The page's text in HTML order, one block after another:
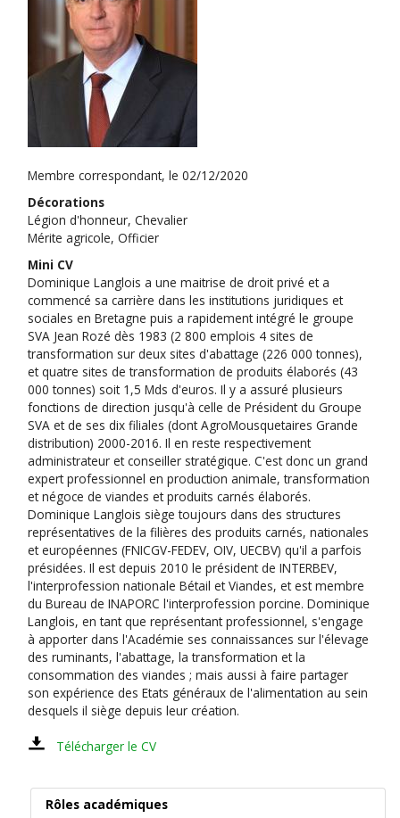
Membre correspondant, le 02/12/2020
Décorations
Légion d'honneur, Chevalier
Mérite agricole, Officier
Mini CV
Dominique Langlois a une maitrise de droit privé et a
commencé sa carrière dans les institutions juridiques et
sociales en Bretagne puis a rapidement intégré le groupe
SVA Jean Rozé dès 1983 (2 800 emplois 4 sites de
transformation sur deux sites d'abattage (226 000 tonnes),
et quatre sites de transformation de produits élaborés (43
000 tonnes) soit 1,5 Mds d'euros. Il y a assuré plusieurs
fonctions de direction jusqu'à celle de Président du Groupe
SVA et de ses dix filiales (dont AgroMousquetaires Grande
distribution) 2000-2016. Il en reste respectivement
administrateur et conseiller stratégique. C'est donc un grand
expert professionnel en production animale, transformation
et négoce de viandes et produits carnés élaborés.
Dominique Langlois siège toujours dans des structures
représentatives de la filières des produits carnés, nationales
et européennes (FNICGV-FEDEV, OIV, UECBV) qu'il a parfois
présidées. Il est depuis 2010 le président de INTERBEV,
l'interprofession nationale Bétail et Viandes, et est membre
du Bureau de INAPORC l'interprofession porcine. Dominique
Langlois, en tant que représentant professionnel, s'engage
à apporter dans l'Académie ses connaissances sur l'élevage
des ruminants, l'abattage, la transformation et la
consommation des viandes ; mais aussi à faire partager
son expérience des Etats généraux de l'alimentation au sein
desquels il siège depuis leur création.
Télécharger le CV
Rôles académiques